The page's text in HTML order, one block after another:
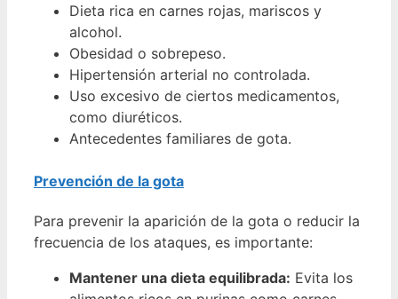
Dieta rica en carnes rojas, mariscos y
alcohol.
Obesidad o sobrepeso.
Hipertensión arterial no controlada.
Uso excesivo de ciertos medicamentos,
como diuréticos.
Antecedentes familiares de gota.
Prevención de la gota
Para prevenir la aparición de la gota o reducir la
frecuencia de los ataques, es importante:
Mantener una dieta equilibrada: Evita los